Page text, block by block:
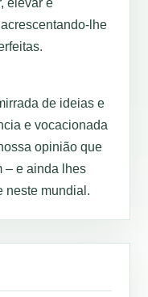
elevar e
lhe
de ideias e
e vocacionada
opinião que
– e ainda lhes
neste mundial.